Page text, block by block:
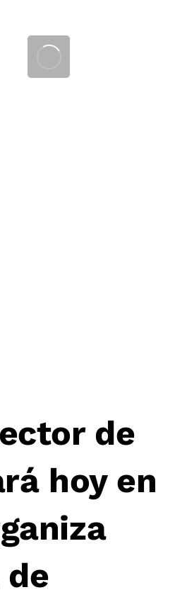
de
hoy en
de